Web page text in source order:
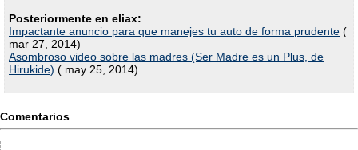
Posteriormente en eliax:
Impactante anuncio para que manejes tu auto de forma prudente (
mar 27, 2014)
Asombroso video sobre las madres (Ser Madre es un Plus, de
Hirukide) ( may 25, 2014)
Comentarios